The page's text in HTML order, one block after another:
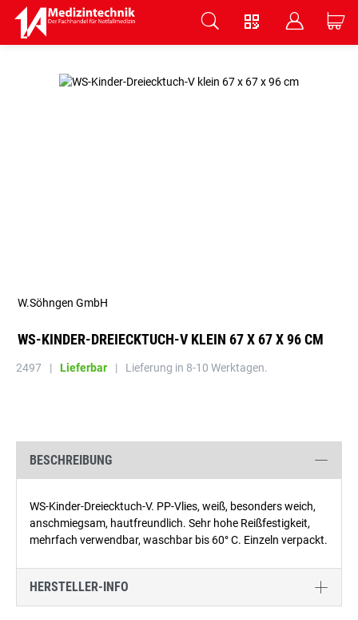
V B C
WS-KINDER-DREIECKTUCH-V KLEIN 67 X 67 X 96 CM
W.Söhngen GmbH
2497 | Lieferbar | Lieferung in 8-10 Werktagen.
BESCHREIBUNG
WS-Kinder-Dreiecktuch-V. PP-Vlies, weiß, besonders weich,
anschmiegsam, hautfreundlich. Sehr hohe Reißfestigkeit,
mehrfach verwendbar, waschbar bis 60° C. Einzeln verpackt.
HERSTELLER-INFO